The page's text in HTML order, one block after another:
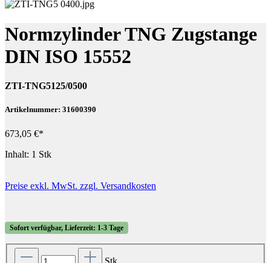
Normzylinder TNG Zugstange
DIN ISO 15552
ZTI-TNG5125/0500
Artikelnummer: 31600390
673,05 €*
Inhalt: 1 Stk
Preise exkl. MwSt. zzgl. Versandkosten
Sofort verfügbar, Lieferzeit: 1-3 Tage